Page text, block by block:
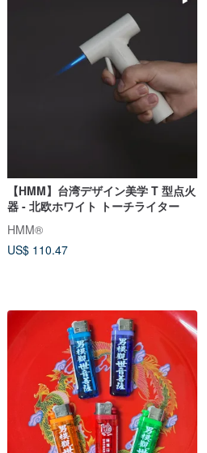
【HMM】台湾デザイン美学 T 型点火
器 - 北欧ホワイト トーチライター
HMM®
US$ 110.47